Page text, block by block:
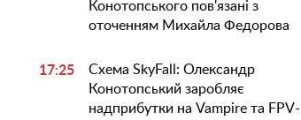
Конотопського пов'язані з
оточенням Михайла Федорова
17:25
Схема SkyFall: Олександр
Конотопський заробляє
надприбутки на Vampire та FPV-